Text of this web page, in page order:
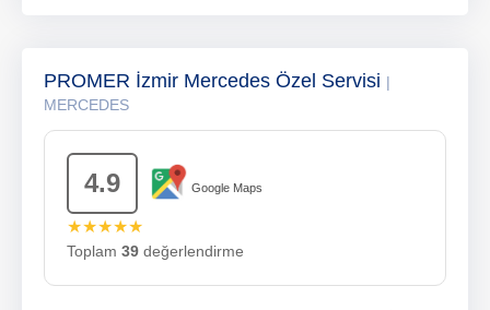
PROMER İzmir Mercedes Özel Servisi |
MERCEDES
4.9 Google Maps
★★★★★
Toplam 39 değerlendirme